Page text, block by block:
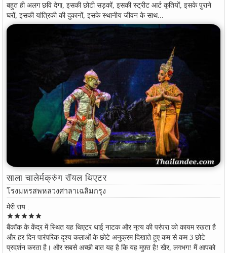
बहुत ही अलग छवि देगा, इसकी छोटी सड़कों, इसकी स्ट्रीट आर्ट कृतियों, इसके पुराने
घरों, इसकी यांत्रिकी की दुकानों, इसके स्थानीय जीवन के साथ...
साला चालेर्मक्रुंग रॉयल थिएटर
โรงมหรสพหลวงศาลาเฉลิมกรุง
मेरी राय :
starstarstarstarstar
बैंकॉक के केंद्र में स्थित यह थिएटर थाई नाटक और नृत्य की परंपरा को कायम रखता है
और हर दिन पारंपरिक दृश्य कलाओं के छोटे अनुक्रम दिखाते हुए कम से कम 3 छोटे
प्रदर्शन करता है। और सबसे अच्छी बात यह है कि यह मुफ़्त है! खैर, लगभग! मैं आपको